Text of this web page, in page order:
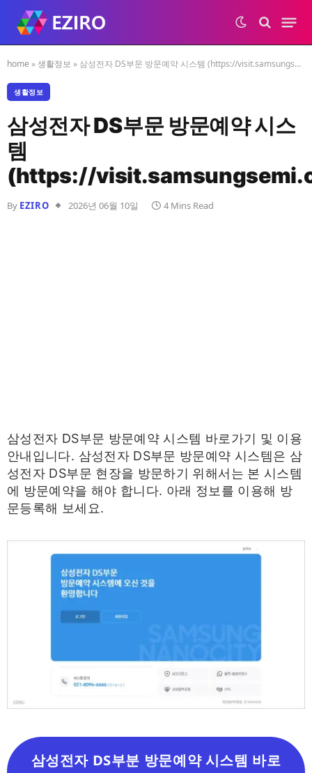
home »생활정보 » 삼성전자 DS부문 방문예약 시스템 (https://visit.samsungsemi.com)
생활정보
삼성전자 DS부문 방문예약 시스
템
(https://
By EZIRO 2026년 06월 10일 4 Mins Read
삼성전자 DS부문 방문예약 시스템 바로가기 및 이용
안내입니다. 삼성전자 DS부문 방문예약 시스템은 삼
성전자 DS부문 현장을 방문하기 위해서는 본 시스템
에 방문예약을 해야 합니다. 아래 정보를 이용해 방
문등록해 보세요.
삼성전자 DS부분 방문예약 시스템 바로